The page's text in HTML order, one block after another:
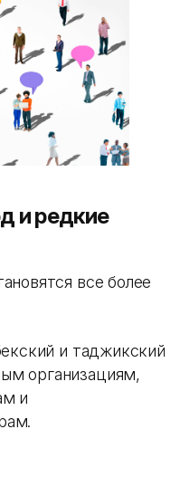
и редкие
все более
и таджикский
организациям,
и